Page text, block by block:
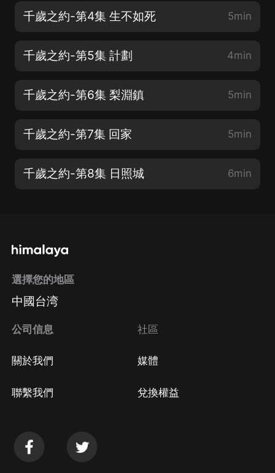
千歲之約-第4集 生不如死 5min
千歲之約-第5集 計劃 4min
千歲之約-第6集 梨淵鎮 5min
千歲之約-第7集 回家 5min
千歲之約-第8集 日照城 6min
選擇您的地區
中國台湾
公司信息
關於我們
聯繫我們
社區
媒體
兌換權益